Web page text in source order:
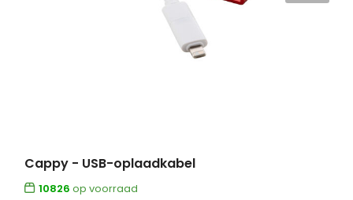
Cappy - USB-oplaadkabel
10826 op voorraad